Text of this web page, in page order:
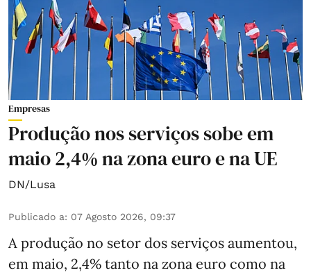
Empresas
Produção nos serviços sobe em
maio 2,4% na zona euro e na UE
DN/Lusa
Publicado a: 07 Agosto 2026, 09:37
A produção no setor dos serviços aumentou,
em maio, 2,4% tanto na zona euro como na